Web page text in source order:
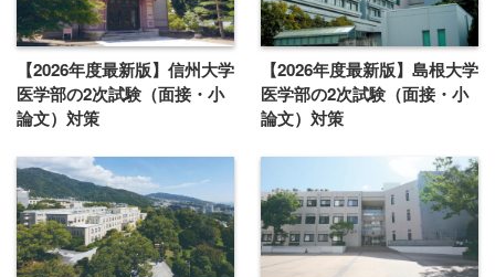
【2026年度最新版】信州大学
医学部の2次試験（面接・小
論文）対策
【2026年度最新版】島根大学
医学部の2次試験（面接・小
論文）対策